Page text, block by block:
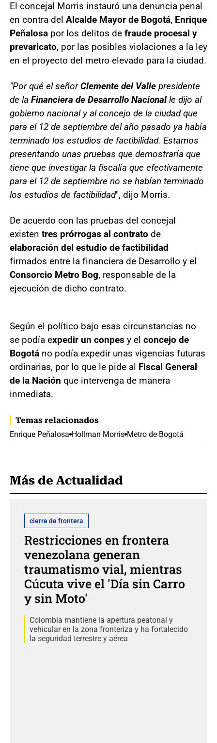
El concejal Morris instauró una denuncia penal
en contra del Alcalde Mayor de Bogotá, Enrique
Peñalosa por los delitos de fraude procesal y
prevaricato, por las posibles violaciones a la ley
en el proyecto del metro elevado para la ciudad.
"Por qué el señorClemente del Valle presidente
de la Financiera de Desarrollo Nacionalle dijo al
gobierno nacional y al concejo de la ciudad que
para el 12 de septiembre del año pasado ya había
terminado los estudios de factibilidad. Estamos
presentando unas pruebas que demostraría que
tiene que investigar la fiscalía que efectivamente
para el 12 de septiembre no se habían terminado
los estudios de factibilidad", dijo Morris.
De acuerdo con las pruebas del concejal
existen tres prórrogas al contrato de
elaboración del estudio de factibilidad
firmados entre la financiera de Desarrollo y el
Consorcio Metro Bog, responsable de la
ejecución de dicho contrato.
Según el político bajo esas circunstancias no
se podía expedir un conpes y el concejo de
Bogotá no podía expedir unas vigencias futuras
ordinarias, por lo que le pide al Fiscal General
de la Nación que intervenga de manera
inmediata.
Temas relacionados
Enrique Peñalosa Hollman Morris Metro de Bogotá
Más de Actualidad
cierre de frontera
Restricciones en frontera
venezolana generan
traumatismo vial, mientras
Cúcuta vive el 'Día sin Carro
y sin Moto'
Colombia mantiene la apertura peatonal y
vehicular en la zona fronteriza y ha fortalecido
la seguridad terrestre y aérea